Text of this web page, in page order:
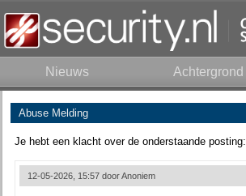
Nieuws Achtergrond
Abuse Melding
Je hebt een klacht over de onderstaande posting:
12-05-2026, 15:57 doorAnoniem